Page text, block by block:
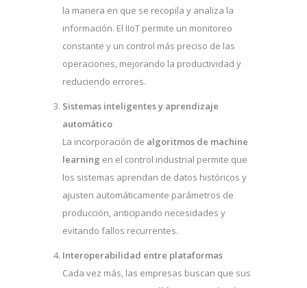
la manera en que se recopila y analiza la
información. El IIoT permite un monitoreo
constante y un control más preciso de las
operaciones, mejorando la productividad y
reduciendo errores.
Sistemas inteligentes y aprendizaje
automático
La incorporación de algoritmos de machine
learning en el control industrial permite que
los sistemas aprendan de datos históricos y
ajusten automáticamente parámetros de
producción, anticipando necesidades y
evitando fallos recurrentes.
Interoperabilidad entre plataformas
Cada vez más, las empresas buscan que sus